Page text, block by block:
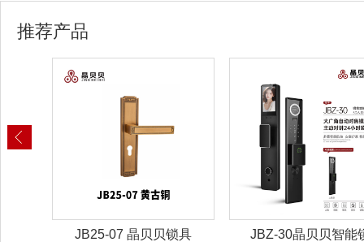
推荐产品
JBZ-30晶贝贝智能锁 JBZ-29晶贝贝智能